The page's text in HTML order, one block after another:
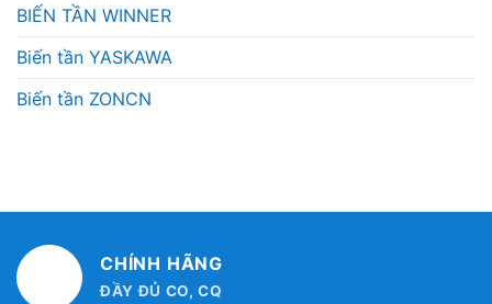
BIẾN TẦN WINNER
Biến tần YASKAWA
Biến tần ZONCN
CHÍNH HÃNG
ĐẦY ĐỦ CO, CQ